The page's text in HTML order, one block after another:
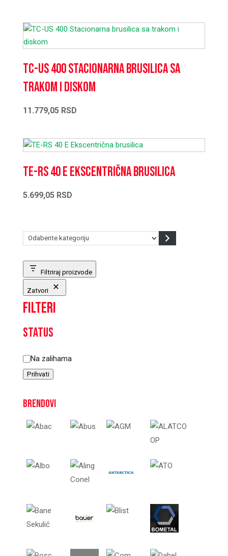
TC-US 400 Stacionarna brusilica sa
trakom i diskom
11.779,05 RSD
TE-RS 40 E Ekscentrična brusilica
5.699,05 RSD
Odaberite
Filtriraj proizvode
Zatvori
Filteri
Status
Status
Na zalihama
Prihvati
Brendovi